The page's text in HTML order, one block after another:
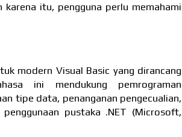
itu, pengguna perlu memahami
modern Visual Basic yang dirancang
ini mendukung pemrograman
tipe data, penanganan pengecualian,
pustaka .NET (Microsoft,